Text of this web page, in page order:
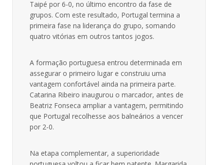
Taipé por 6-0, no último encontro da fase de
grupos. Com este resultado, Portugal termina a
primeira fase na liderança do grupo, somando
quatro vitórias em outros tantos jogos.
A formação portuguesa entrou determinada em
assegurar o primeiro lugar e construiu uma
vantagem confortável ainda na primeira parte.
Catarina Ribeiro inaugurou o marcador, antes de
Beatriz Fonseca ampliar a vantagem, permitindo
que Portugal recolhesse aos balneários a vencer
por 2-0.
Na etapa complementar, a superioridade